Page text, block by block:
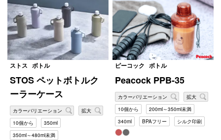
ストス ボトル
STOS ペットボトルク
ーラーケース
カラーバリエーション
拡大
10個から
350ml
350ml～480ml未満
ピーコック ボトル
Peacock PPB-35
カラーバリエーション
拡大
10個から
200ml～350ml未満
340ml
BPAフリー シルク印刷